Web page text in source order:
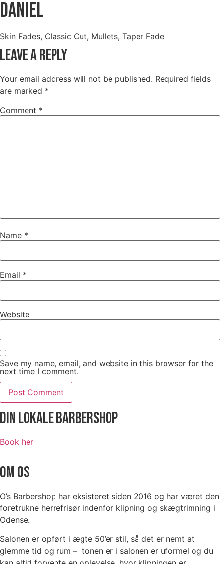
Daniel
Skin Fades, Classic Cut, Mullets, Taper Fade
Leave a Reply
Your email address will not be published. Required fields
are marked *
Comment *
Name *
Email *
Website
Save my name, email, and website in this browser for the
next time I comment.
Din Lokale Barbershop
Book her
OM OS
O’s Barbershop har eksisteret siden 2016 og har været den
foretrukne herrefrisør indenfor klipning og skægtrimning i
Odense.
Salonen er opført i ægte 50’er stil, så det er nemt at
glemme tid og rum – tonen er i salonen er uformel og du